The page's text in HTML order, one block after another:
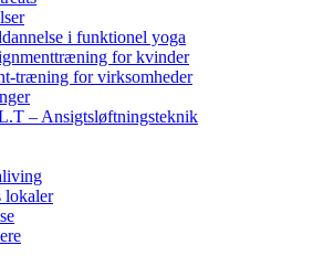
i funktionel yoga
for kvinder
træning for virksomheder
– Ansigtsløftningsteknik
lokaler